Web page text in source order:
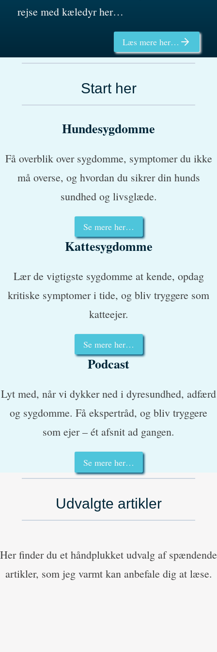
rejse med kæledyr her…
Læs mere her…
Start her
Hundesygdomme
Få overblik over sygdomme, symptomer du ikke
må overse, og hvordan du sikrer din hunds
sundhed og livsglæde.
Se mere her…
Kattesygdomme
Lær de vigtigste sygdomme at kende, opdag
kritiske symptomer i tide, og bliv tryggere som
katteejer.
Se mere her…
Podcast
Lyt med, når vi dykker ned i dyresundhed, adfærd
og sygdomme. Få ekspertråd, og bliv tryggere
som ejer – ét afsnit ad gangen.
Se mere her…
Udvalgte artikler
Her finder du et håndplukket udvalg af spændende
artikler, som jeg varmt kan anbefale dig at læse.